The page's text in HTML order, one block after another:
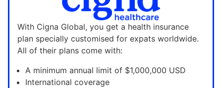
With Cigna Global, you get a health insurance
plan specially customised for expats worldwide.
All of their plans come with:
A minimum annual limit of $1,000,000 USD
International coverage